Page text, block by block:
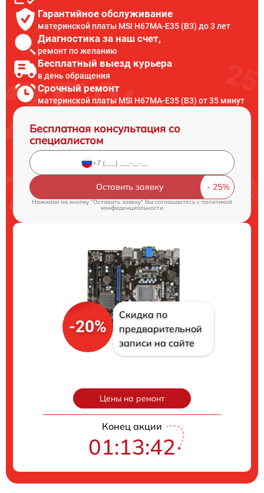
Гарантийное обслуживание
материнской платы MSI H67MA-E35 (B3) до 3 лет
Диагностика за наш счет,
ремонт по желанию
Бесплатный выезд курьера
в день обращения
Срочный ремонт
материнской платы MSI H67MA-E35 (B3) от 35 минут
Бесплатная консультация со
специалистом
Оставить заявку
Нажимая на кнопку "Оставить заявку" Вы соглашаетесь cполитикой
конфиденциальности
-20%
Скидка по
предварительной
записи на сайте
Цены на ремонт
Конец акции
01:13:41